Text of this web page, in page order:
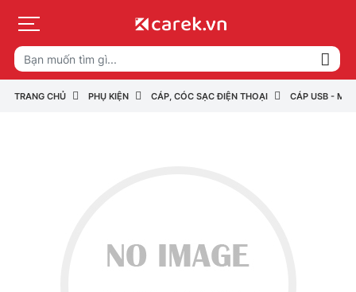
TRANG CHỦ PHỤ KIỆN CÁP, CÓC SẠC ĐIỆN THOẠI CÁP USB -